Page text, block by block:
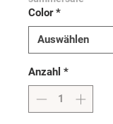
Color *
Anzahl *